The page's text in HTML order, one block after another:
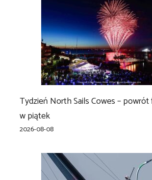
Tydzień North Sails Cowes –
w piątek
2026-08-08